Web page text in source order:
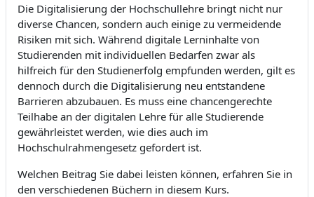
Die Digitalisierung der Hochschullehre bringt nicht nur
diverse Chancen, sondern auch einige zu vermeidende
Risiken mit sich. Während digitale Lerninhalte von
Studierenden mit individuellen Bedarfen zwar als
hilfreich für den Studienerfolg empfunden werden, gilt es
dennoch durch die Digitalisierung neu entstandene
Barrieren abzubauen. Es muss eine chancengerechte
Teilhabe an der digitalen Lehre für alle Studierende
gewährleistet werden, wie dies auch im
Hochschulrahmengesetz gefordert ist.
Welchen Beitrag Sie dabei leisten können, erfahren Sie in
den verschiedenen Büchern in diesem Kurs.